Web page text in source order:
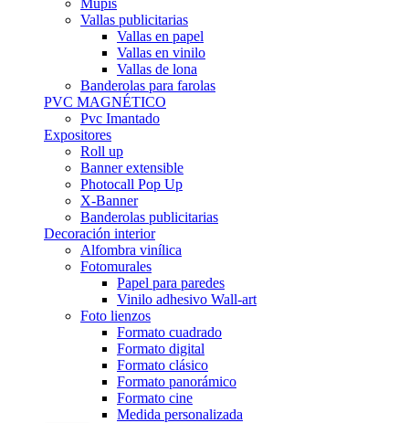
Vallas publicitarias
Vallas en papel
Vallas en vinilo
Vallas de lona
Banderolas para farolas
PVC MAGNÉTICO
Pvc Imantado
Expositores
Roll up
Banner extensible
Photocall Pop Up
X-Banner
Banderolas publicitarias
Decoración interior
Alfombra vinílica
Fotomurales
Papel para paredes
Vinilo adhesivo Wall-art
Foto lienzos
Formato cuadrado
Formato digital
Formato clásico
Formato panorámico
Formato cine
Medida personalizada